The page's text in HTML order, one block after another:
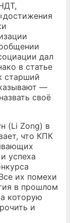
дал
в статье
старший
—
своё
(Li Zong) в
что КПК
успеха
их помехи
в прошлом
которую
и